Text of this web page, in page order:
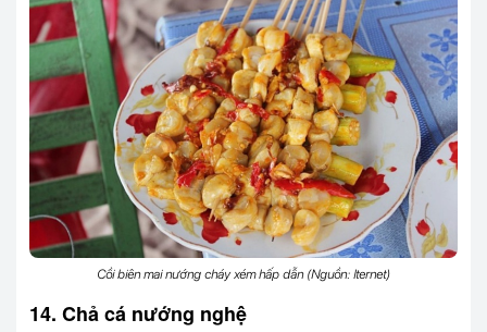
Cồi biên mai nướng cháy xém hấp dẫn (Nguồn: Iternet)
14. Chả cá nướng nghệ